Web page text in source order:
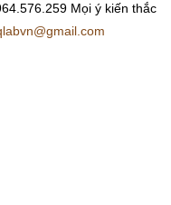
Mọi ý kiến thắc